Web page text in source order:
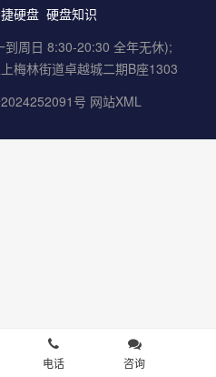
硬盘 硬盘知识
周日 8:30-20:30 全年无休);
梅林街道卓越城二期B座1303
号 网站XML
电话 咨询